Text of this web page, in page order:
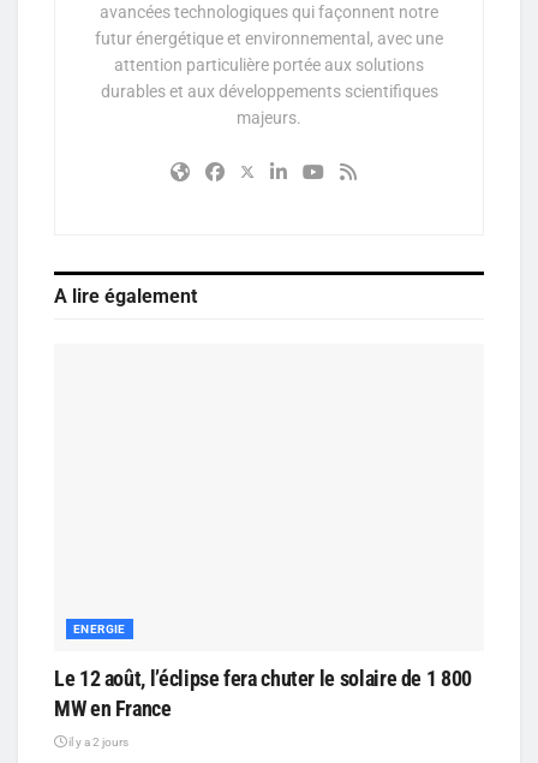
avancées technologiques qui façonnent notre
futur énergétique et environnemental, avec une
attention particulière portée aux solutions
durables et aux développements scientifiques
majeurs.
A lire également
ENERGIE
Le 12 août, l’éclipse fera chuter le solaire de 1 800
MW en France
il y a 2 jours